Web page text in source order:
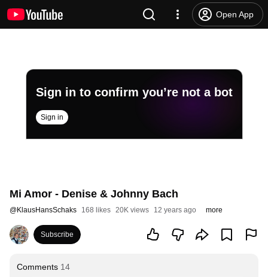
Open App
Sign in to confirm you’re not a bot
Sign in
Mi Amor - Denise & Johnny Bach
@KlausHansSchaks 168 likes 20K views 12 years ago more
Subscribe
Comments 14